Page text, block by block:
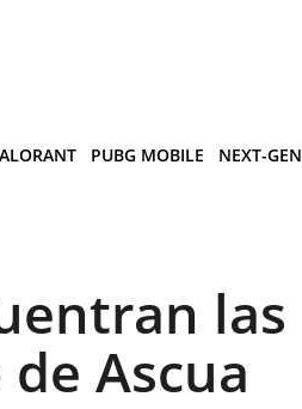
PUBG MOBILE NEXT-GEN
las
Ascua